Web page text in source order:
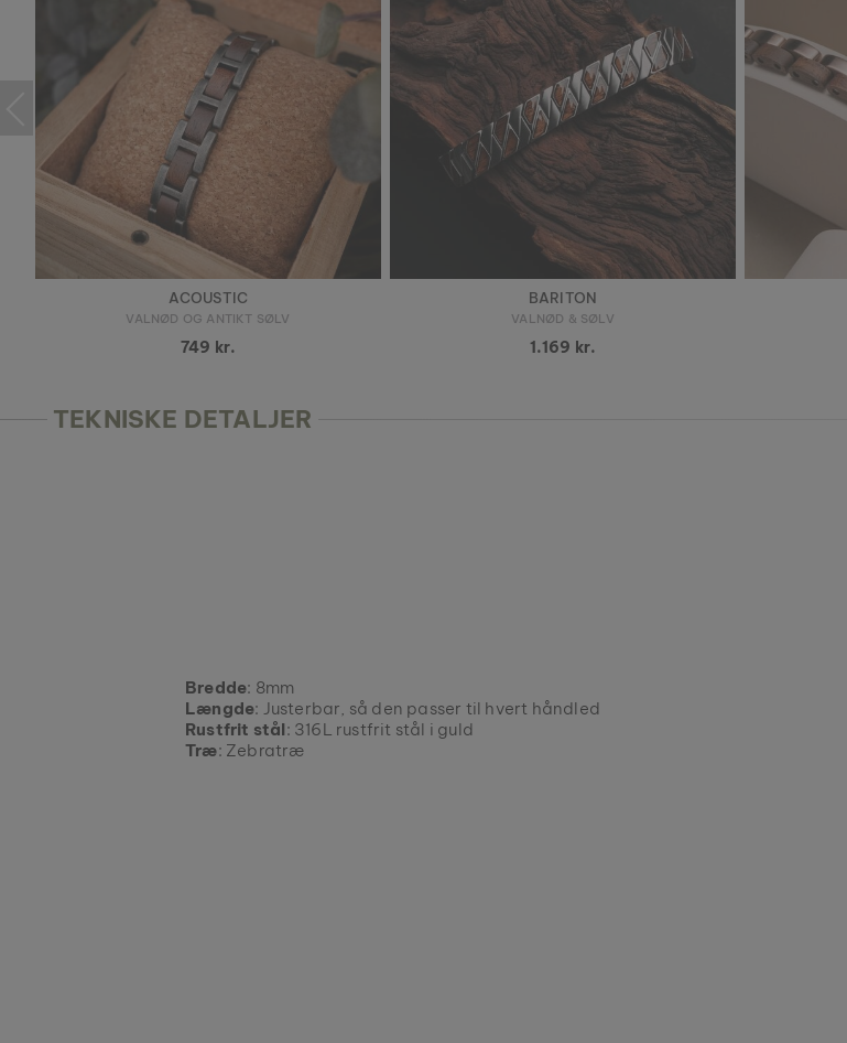
ACOUSTIC
VALNØD OG ANTIKT SØLV
749 kr.
BARITON
VALNØD & SØLV
1.169 kr.
TEKNISKE DETALJER
Bredde: 8mm
Længde: Justerbar, så den passer til hvert håndled
Rustfrit stål: 316L rustfrit stål i guld
Træ: Zebratræ